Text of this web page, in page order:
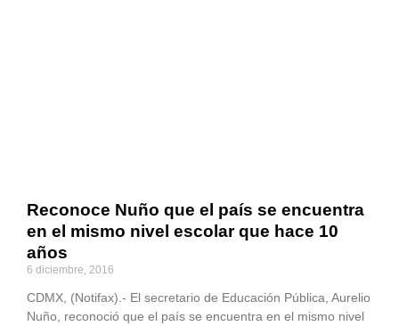
Reconoce Nuño que el país se encuentra
en el mismo nivel escolar que hace 10
años
6 diciembre, 2016
CDMX, (Notifax).- El secretario de Educación Pública, Aurelio
Nuño, reconoció que el país se encuentra en el mismo nivel